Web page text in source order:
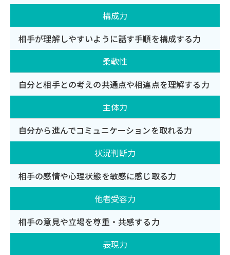
構成力
相手が理解しやすいように話す手順を構成する力
柔軟性
自分と相手との考えの共通点や相違点を理解する力
主体力
自分から進んでコミュニケーションを取れる力
状況判断力
相手の感情や心理状態を敏感に感じ取る力
他者受容力
相手の意見や立場を尊重・共感する力
表現力